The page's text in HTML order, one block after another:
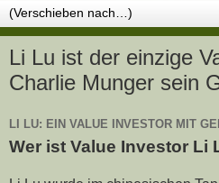
Li Lu ist der einzige
Charlie Munger sein
LI LU: EIN VALUE INVESTOR MIT
Wer ist Value Investor Li